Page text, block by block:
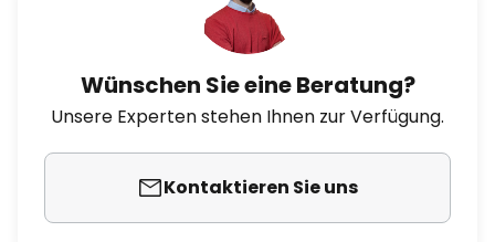
Wünschen Sie eine Beratung?
Unsere Experten stehen Ihnen zur Verfügung.
Kontaktieren Sie uns